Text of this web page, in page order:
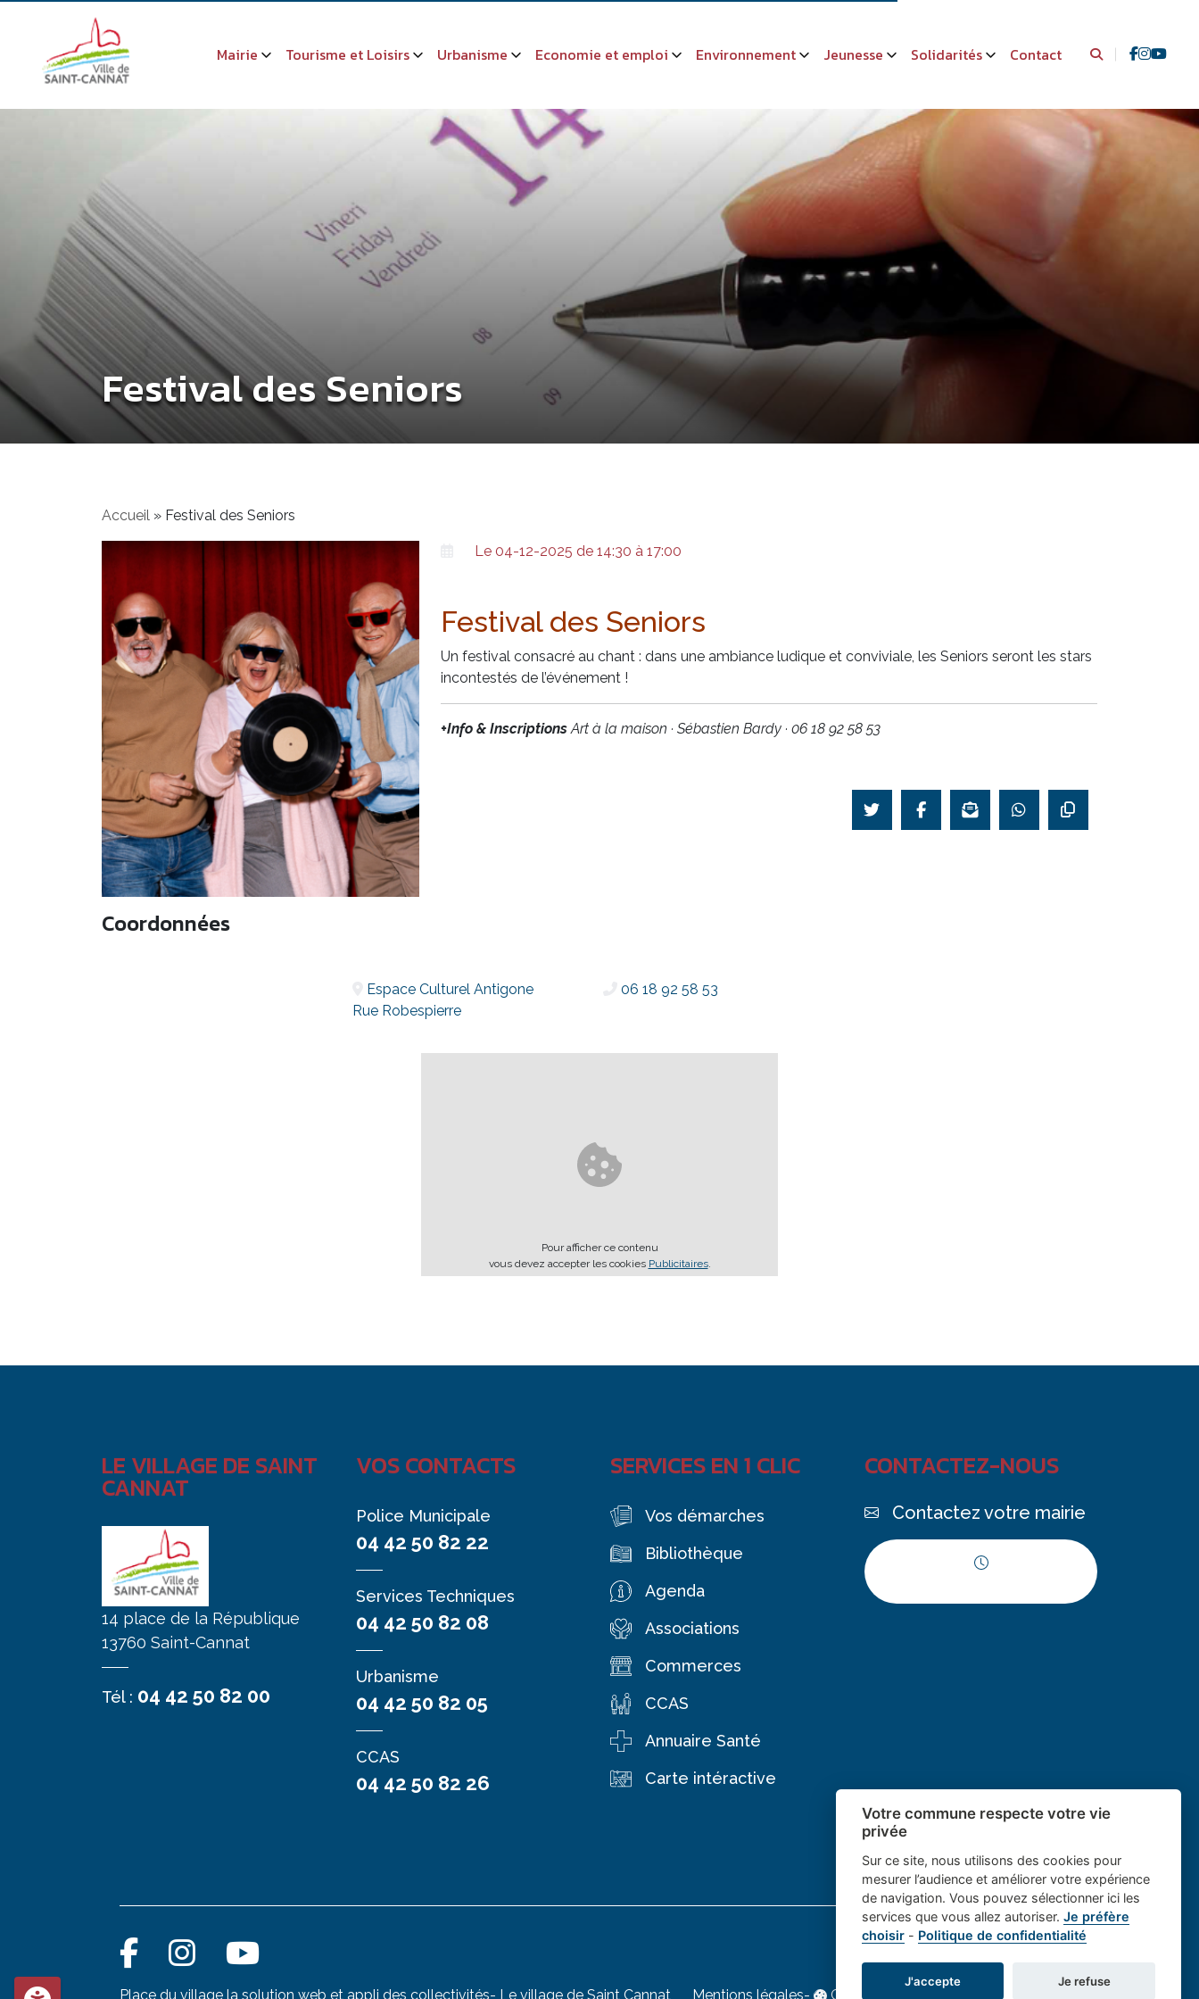
Mairie Tourisme et Loisirs Urbanisme Economie et emploi Environnement Jeunesse Solidarités Contact
Festival des Seniors
Accueil » Festival des Seniors
Le 04-12-2025 de 14:30 à 17:00
Festival des Seniors
Un festival consacré au chant : dans une ambiance ludique et conviviale, les Seniors seront les stars
incontestés de l’événement !
+Info & InscriptionsArt à la maison · Sébastien Bardy · 06 18 92 58 53
Coordonnées
Espace Culturel Antigone
Rue Robespierre
06 18 92 58 53
Pour afficher ce contenu
vous devez accepter les cookies Publicitaires.
LE VILLAGE DE SAINT
CANNAT
14 place de la République
13760 Saint-Cannat
Tél : 04 42 50 82 00
VOS CONTACTS
Police Municipale
04 42 50 82 22
Services Techniques
04 42 50 82 08
Urbanisme
04 42 50 82 05
CCAS
04 42 50 82 26
SERVICES EN 1 CLIC
Vos démarches
Bibliothèque
Agenda
Associations
Commerces
CCAS
Annuaire Santé
Carte intéractive
CONTACTEZ-NOUS
Contactez votre mairie
Place du village la solution web et appli des collectivités- Le village de Saint Cannat Mentions légales- Gestion des cookies
Votre commune respecte votre vie
privée
Sur ce site, nous utilisons des cookies pour
mesurer l’audience et améliorer votre expérience
de navigation. Vous pouvez sélectionner ici les
services que vous allez autoriser. Je préfère
choisir- Politique de confidentialité
J'accepte Je refuse